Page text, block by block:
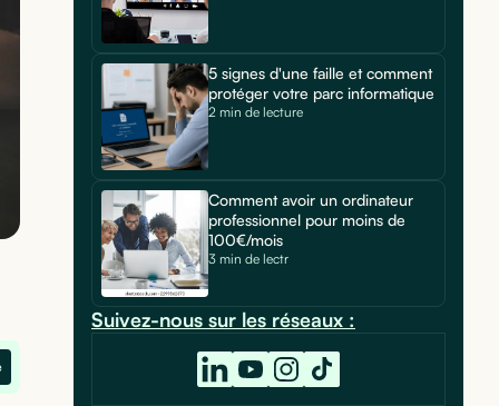
5 signes d'une faille et comment
protéger votre parc informatique
2 min de lecture
Comment avoir un ordinateur
professionnel pour moins de
100€/mois
3 min de lectr
Suivez-nous sur les réseaux :